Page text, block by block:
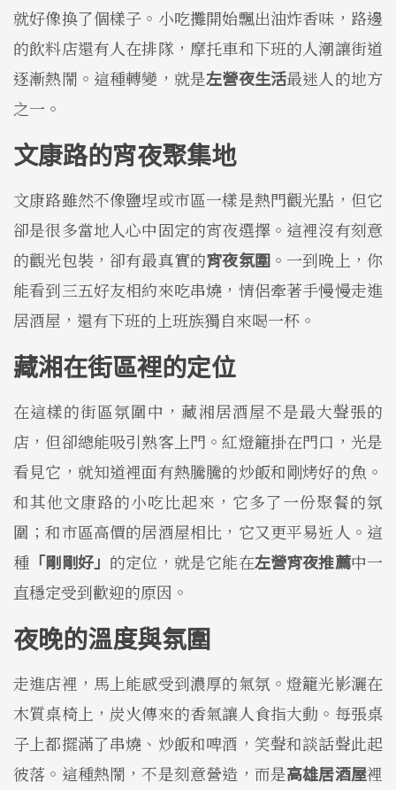
就好像換了個樣子。小吃攤開始飄出油炸香味，路邊
的飲料店還有人在排隊，摩托車和下班的人潮讓街道
逐漸熱鬧。這種轉變，就是左營夜生活最迷人的地方
之一。
文康路的宵夜聚集地
文康路雖然不像鹽埕或市區一樣是熱門觀光點，但它
卻是很多當地人心中固定的宵夜選擇。這裡沒有刻意
的觀光包裝，卻有最真實的宵夜氛圍。一到晚上，你
能看到三五好友相約來吃串燒，情侶牽著手慢慢走進
居酒屋，還有下班的上班族獨自來喝一杯。
藏湘在街區裡的定位
在這樣的街區氛圍中，藏湘居酒屋不是最大聲張的
店，但卻總能吸引熟客上門。紅燈籠掛在門口，光是
看見它，就知道裡面有熱騰騰的炒飯和剛烤好的魚。
和其他文康路的小吃比起來，它多了一份聚餐的氛
圍；和市區高價的居酒屋相比，它又更平易近人。這
種 「剛剛好」 的定位，就是它能在左營宵夜推薦中一
直穩定受到歡迎的原因。
夜晚的溫度與氛圍
走進店裡，馬上能感受到濃厚的氣氛。燈籠光影灑在
木質桌椅上，炭火傳來的香氣讓人食指大動。每張桌
子上都擺滿了串燒、炒飯和啤酒，笑聲和談話聲此起
彼落。這種熱鬧，不是刻意營造，而是高雄居酒屋裡